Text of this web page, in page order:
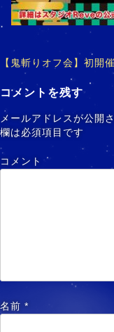
投
稿
ナ
ビ
ゲ
ー
【鬼斬りオフ会】初開催
コメントを残す
メールアドレスが公開
欄は必須項目です
コメント
名前 *